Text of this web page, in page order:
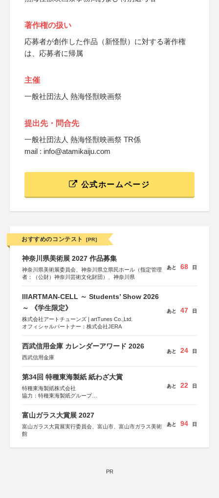
著作権の扱い
応募者が創作した作品（新怪獣）に対する著作権
は、応募者に帰属
主催
一般社団法人 熱海怪獣映画祭
提出先・問合先
一般社団法人 熱海怪獣映画祭 TR係
mail : info@atamikaiju.com
公式ホームページ
おすすめのコンテスト [PR]
神奈川県美術展 2027 作品募集
神奈川県美術展委員会、神奈川県立県民ホール（指定管理
者：（公財）神奈川芸術文化財団）、神奈川県
あと 68 日
IIIARTMAN-CELL ～ Students’ Show 2026
～ 《学生限定》
株式会社アートチューンズ | artTunes Co.,Ltd.
オフィシャルパートナー：株式会社JERA
あと 47 日
西武信用金庫 カレンダーアワード 2026
西武信用金庫
あと 24 日
第34回 特種東海製紙 紙わざ大賞
特種東海製紙株式会社
協力：特種東海製紙グループ
あと 22 日
富山ガラス大賞展 2027
富山ガラス大賞展実行委員会、富山市、富山市ガラス美術
館
あと 94 日
PR